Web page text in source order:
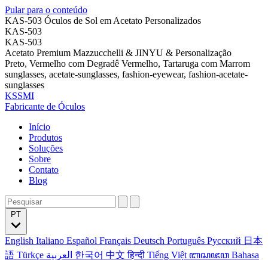
Pular para o conteúdo
KAS-503 Óculos de Sol em Acetato Personalizados
KAS-503
KAS-503
Acetato Premium Mazzucchelli & JINYU & Personalização
Preto, Vermelho com Degradê Vermelho, Tartaruga com Marrom
sunglasses, acetate-sunglasses, fashion-eyewear, fashion-acetate-
sunglasses
KSSMI
Fabricante de Óculos
Início
Produtos
Soluções
Sobre
Contato
Blog
English Italiano Español Français Deutsch Português Русский 日本
語 Türkçe 한국어 中文हिन्दी Tiếng Việt ꦧꦱꦗꦮ Bahasa